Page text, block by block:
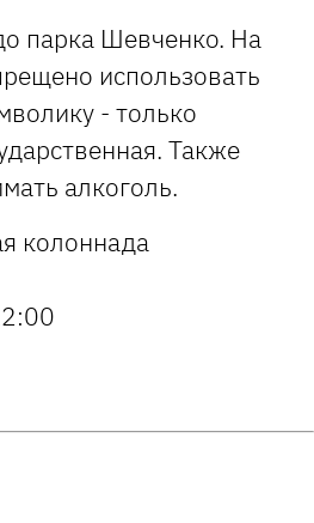
парка Шевченко. На
использовать
- только
Также
алкоголь.
колоннада